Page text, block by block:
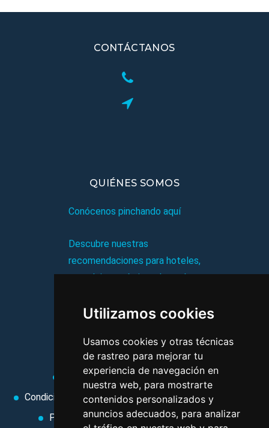
Utilizamos cookies
Usamos cookies y otras técnicas
de rastreo para mejorar tu
experiencia de navegación en
nuestra web, para mostrarte
contenidos personalizados y
anuncios adecuados, para analizar
CONTÁCTANOS
QUIÉNES SOMOS
Conócenos pinchando aquí
Descubre nuestras
recomendaciones para hoteles,
complejos turísticos, hostales,
viajes, y mucho más!
MI AGENCIA
Aviso legal
Condiciones de uso
Condiciones Generales
Ley de Viajes Combinados
Política de privacidad
Uso de cookies